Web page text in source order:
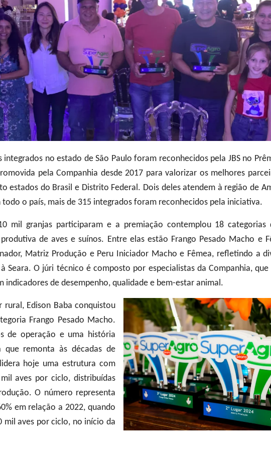
no estado de São Paulo foram reconhecidos pela JBS no
pela Companhia desde 2017 para valorizar os melhores
estados do Brasil e Distrito Federal. Dois deles atendem à região de
o país, mais de 315 integrados foram reconhecidos pela iniciativa.
mil granjas participaram e a premiação contemplou 18 categorias
de aves e suínos. Entre elas estão Frango Pesado Macho e
Matriz Produção e Peru Iniciador Macho e Fêmea, refletindo a
Seara. O júri técnico é composto por especialistas da Companhia, que
indicadores de desempenho, qualidade e bem-estar animal.
Edison Baba conquistou
Frango Pesado Macho.
de operação e uma história
que remonta às décadas de
hoje uma estrutura com
aves por ciclo, distribuídas
O número representa
em relação a 2022, quando
mil aves por ciclo, no início da